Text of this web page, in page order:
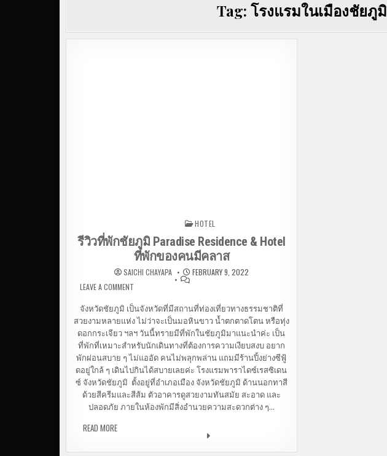
Tag: โรงแรมในเมืองชัยภูมิ
HOTEL
รีวิวที่พักชัยภูมิ Paradise Residence & Hotel
ที่พักของคนมีคลาส
SAICHI CHAYAPA
FEBRUARY 9, 2022
LEAVE A COMMENTON รีวิวที่พักชัยภูมิ PARADISE RESIDENCE & HOTEL
จังหวัดชัยภูมิ เป็นจังหวัดที่มีสถานที่ท่องเที่ยวทางธรรมชาติที่
สวยงามหลายแห่ง ไม่ว่าจะเป็นมอหินขาว น้ำตกตาดโตน หรือทุ่ง
ดอกกระเจียว ฯลฯ วันนี้ทรายมีที่พักในชัยภูมิมาแนะนำค่ะ เป็น
ที่พักที่เหมาะสำหรับนักเดินทางที่ต้องการความเงียบสงบ อยาก
พักผ่อนสบาย ๆ ไม่แออัด คนไม่พลุกพล่าน แถมมีร้านปิ้งย่างซีฟู้
ดอยู่ใกล้ ๆ เดินไปกินได้สบายเลยค่ะ โรงแรมพาราไดซ์เรสซิเดน
ซ์ จังหวัดชัยภูมิ ตั้งอยู่ที่อำเภอเมือง จังหวัดชัยภูมิ ด้านนอกทาสี
ด้วยสีครีมและสีส้ม ตัวอาคารดูสวยงามทันสมัย สะอาด และ
ปลอดภัย ภายในห้องพักมีสิ่งอำนวยความสะดวกต่าง ๆ…
READ MOREรีวิวที่พักชัยภูมิ PARADISE RESIDENCE & HOTEL ที่พัก